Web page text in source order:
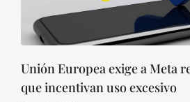
Unión Europea exige a Meta
que incentivan uso excesivo